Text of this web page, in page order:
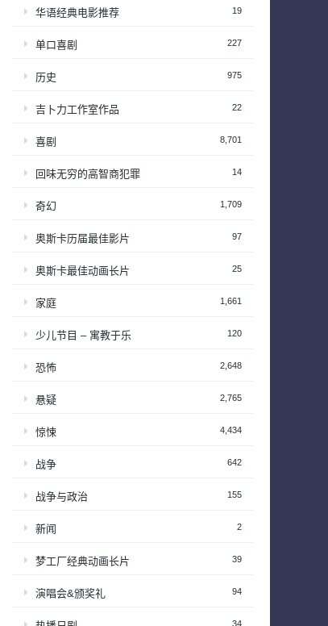
华语经典电影推荐 19
单口喜剧 227
历史 975
吉卜力工作室作品 22
喜剧 8,701
回味无穷的高智商犯罪 14
奇幻 1,709
奥斯卡历届最佳影片 97
奥斯卡最佳动画长片 25
家庭 1,661
少儿节目 – 寓教于乐 120
恐怖 2,648
悬疑 2,765
惊悚 4,434
战争 642
战争与政治 155
新闻 2
梦工厂经典动画长片 39
演唱会&颁奖礼 94
34